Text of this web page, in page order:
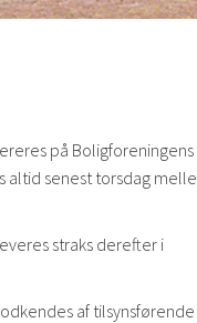
på Boligforeningens
senest torsdag
straks derefter i
af